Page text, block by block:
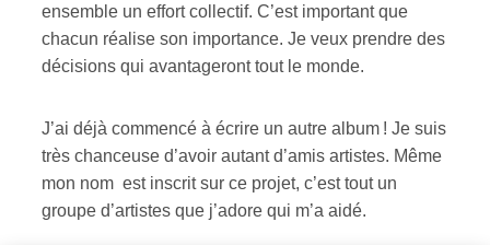
ensemble un effort collectif. C’est important que
chacun réalise son importance. Je veux prendre des
décisions qui avantageront tout le monde.
J’ai déjà commencé à écrire un autre album ! Je suis
très chanceuse d’avoir autant d’amis artistes. Même
mon nom est inscrit sur ce projet, c’est tout un
groupe d’artistes que j’adore qui m’a aidé.